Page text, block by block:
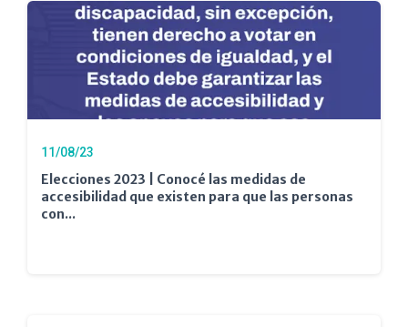
11/08/23
Elecciones 2023 | Conocé las medidas de
accesibilidad que existen para que las personas
con...